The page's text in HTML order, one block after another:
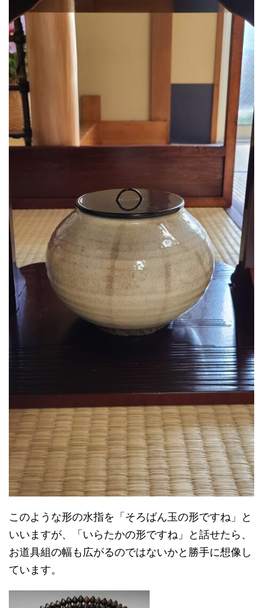
このような形の水指を「そろばん玉の形ですね」と
いいますが、「いらたかの形ですね」と話せたら、
お道具組の幅も広がるのではないかと勝手に想像し
ています。